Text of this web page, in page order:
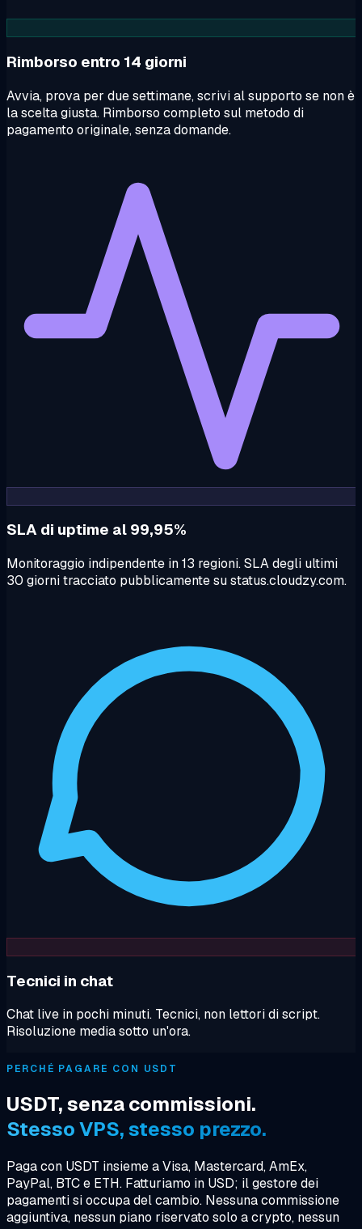
Rimborso entro 14 giorni
Avvia, prova per due settimane, scrivi al supporto se non è
la scelta giusta. Rimborso completo sul metodo di
pagamento originale, senza domande.
SLA di uptime al 99,95%
Monitoraggio indipendente in 13 regioni. SLA degli ultimi
30 giorni tracciato pubblicamente su status.cloudzy.com.
Tecnici in chat
Chat live in pochi minuti. Tecnici, non lettori di script.
Risoluzione media sotto un'ora.
PERCHÉ PAGARE CON USDT
USDT, senza commissioni.
Stesso VPS, stesso prezzo.
Paga con USDT insieme a Visa, Mastercard, AmEx,
PayPal, BTC e ETH. Fatturiamo in USD; il gestore dei
pagamenti si occupa del cambio. Nessuna commissione
aggiuntiva, nessun piano riservato solo a crypto, nessun